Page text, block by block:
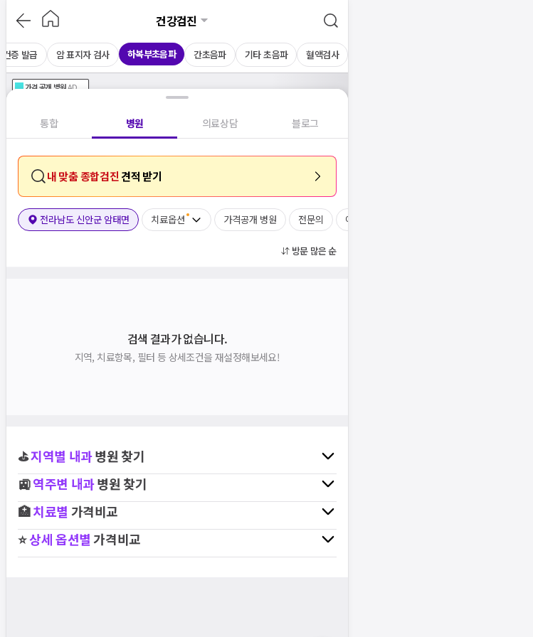
건강검진
보건증 발급 암 표지자 검사 하복부초음파 간초음파 기타 초음파 혈액검사
가격공개 병원AD
통합 병원 의료상담 블로그
내 맞춤 종합검진 견적 받기
전라남도 신안군 암태면 치료옵션 가격공개 병원 전문의 여의사
방문 많은 순
검색 결과가 없습니다.
지역, 치료항목, 필터 등 상세조건을 재설정해보세요!
⛳지역별 내과병원 찾기
🚉역주변 내과병원 찾기
🏥치료별 가격비교
⭐상세 옵션별가격비교